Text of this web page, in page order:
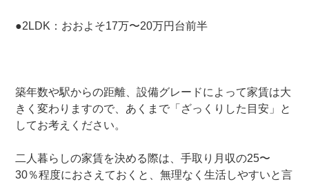
●2LDK：おおよそ17万〜20万円台前半
築年数や駅からの距離、設備グレードによって家賃は大
きく変わりますので、あくまで「ざっくりした目安」と
してお考えください。
二人暮らしの家賃を決める際は、手取り月収の25〜
30％程度におさえておくと、無理なく生活しやすいと言